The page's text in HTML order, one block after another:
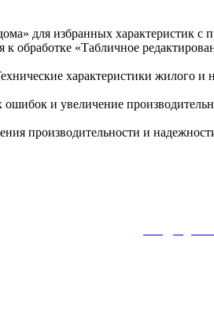
для избранных характеристик с
обработке «Табличное
характеристики жилого и
и увеличение
производительности и